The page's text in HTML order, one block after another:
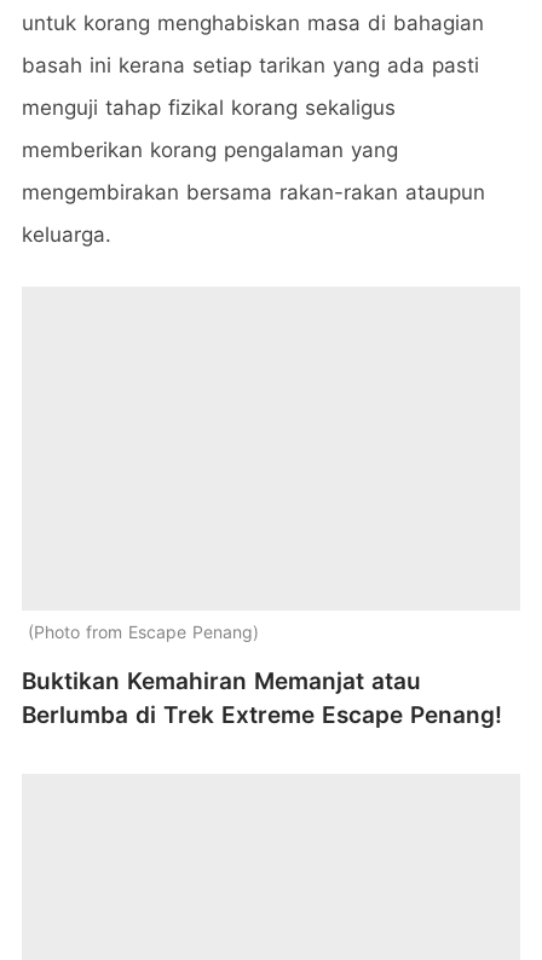
untuk korang menghabiskan masa di bahagian
basah ini kerana setiap tarikan yang ada pasti
menguji tahap fizikal korang sekaligus
memberikan korang pengalaman yang
mengembirakan bersama rakan-rakan ataupun
keluarga.
Photo from Escape Penang
Buktikan Kemahiran Memanjat atau
Berlumba di Trek Extreme Escape Penang!